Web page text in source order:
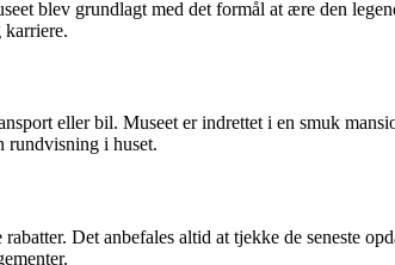
blev grundlagt med det formål at ære den
eller bil. Museet er indrettet i en smuk
rundvisning i huset.
Det anbefales altid at tjekke de seneste